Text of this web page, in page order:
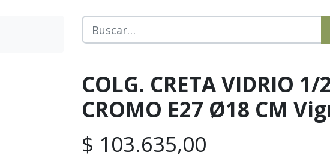
COLG. CRETA VIDRIO 1/2
CROMO E27 Ø18 CM
$ 103.635,00